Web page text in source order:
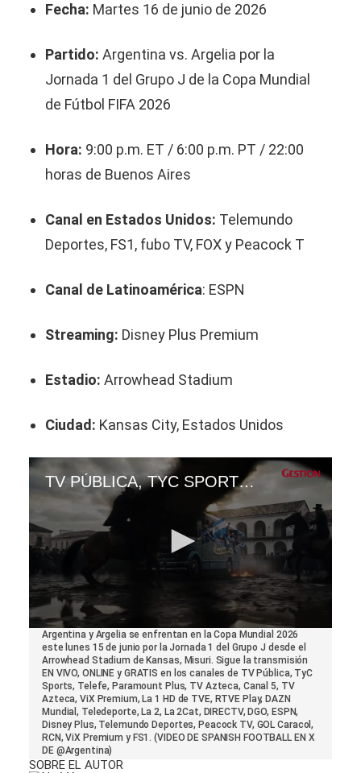
Fecha: Martes 16 de junio de 2026
Partido: Argentina vs. Argelia por la
Jornada 1 del Grupo J de la Copa Mundial
de Fútbol FIFA 2026
Hora: 9:00 p.m. ET / 6:00 p.m. PT / 22:00
horas de Buenos Aires
Canal en Estados Unidos: Telemundo
Deportes, FS1, fubo TV, FOX y Peacock T
Canal de Latinoamérica: ESPN
Streaming: Disney Plus Premium
Estadio: Arrowhead Stadium
Ciudad: Kansas City, Estados Unidos
TV PÚBLICA, TYC SPORTS, TELEFE y DIRECTV EN VIVO — ver partido Argentina vs. Argelia por TV abierta y Online | Mundial 2026 | VIDEO
seconds
minute,
seconds
Argentina y Argelia se enfrentan en la Copa Mundial 2026
este lunes 15 de junio por la Jornada 1 del Grupo J desde el
Arrowhead Stadium de Kansas, Misuri. Sigue la transmisión
EN VIVO, ONLINE y GRATIS en los canales de TV Pública, TyC
Sports, Telefe, Paramount Plus, TV Azteca, Canal 5, TV
Azteca, ViX Premium, La 1 HD de TVE, RTVE Play, DAZN
Mundial, Teledeporte, La 2, La 2Cat, DIRECTV, DGO, ESPN,
Disney Plus, Telemundo Deportes, Peacock TV, GOL Caracol,
RCN, ViX Premium y FS1. (VIDEO DE SPANISH FOOTBALL EN X
DE @Argentina)
SOBRE EL AUTOR